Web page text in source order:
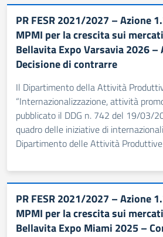
PR FESR 2021/2027 – Azione
MPMI per la crescita sui
Bellavita Expo Varsavia 2026
Decisione di contrarre
Il Dipartimento della Attività
“Internazionalizzazione, attività
pubblicato il DDG n. 742 del 19/03/
quadro delle iniziative di
Dipartimento delle Attività
PR FESR 2021/2027 – Azione
MPMI per la crescita sui
Bellavita Expo Miami 2025 –